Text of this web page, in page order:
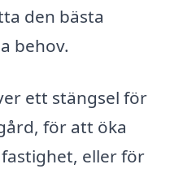
den bästa
behov.
ett stängsel för
för att öka
eller för